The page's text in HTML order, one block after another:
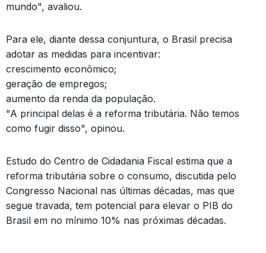
mundo", avaliou.
Para ele, diante dessa conjuntura, o Brasil precisa
adotar as medidas para incentivar:
crescimento econômico;
geração de empregos;
aumento da renda da população.
"A principal delas é a reforma tributária. Não temos
como fugir disso", opinou.
Estudo do Centro de Cidadania Fiscal estima que a
reforma tributária sobre o consumo, discutida pelo
Congresso Nacional nas últimas décadas, mas que
segue travada, tem potencial para elevar o PIB do
Brasil em no mínimo 10% nas próximas décadas.